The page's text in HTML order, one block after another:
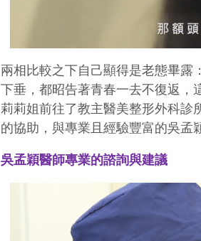
兩相比較之下自己顯得是老態畢露
下垂，都昭告著青春一去不復返，
莉莉姐前往了教主醫美整形外科診
的協助，與專業且經驗豐富的吳孟
吳孟穎醫師專業的諮詢與建議